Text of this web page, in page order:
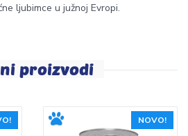
ljubimce u južnoj Evropi.
proizvodi
NOVO!